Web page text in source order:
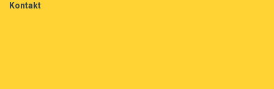
Kontakt